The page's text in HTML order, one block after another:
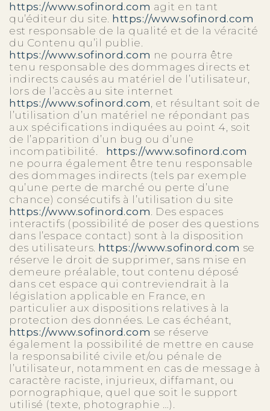
https://www.sofinord.com agit en tant
qu’éditeur du site. https://www.sofinord.com
est responsable de la qualité et de la véracité
du Contenu qu’il publie.
https://www.sofinord.com ne pourra être
tenu responsable des dommages directs et
indirects causés au matériel de l’utilisateur,
lors de l’accès au site internet
https://www.sofinord.com, et résultant soit de
l’utilisation d’un matériel ne répondant pas
aux spécifications indiquées au point 4, soit
de l’apparition d’un bug ou d’une
incompatibilité.
https://www.sofinord.com
ne pourra également être tenu responsable
des dommages indirects (tels par exemple
qu’une perte de marché ou perte d’une
chance) consécutifs à l’utilisation du site
https://www.sofinord.com. Des espaces
interactifs (possibilité de poser des questions
dans l’espace contact) sont à la disposition
des utilisateurs. https://www.sofinord.com se
réserve le droit de supprimer, sans mise en
demeure préalable, tout contenu déposé
dans cet espace qui contreviendrait à la
législation applicable en France, en
particulier aux dispositions relatives à la
protection des données. Le cas échéant,
https://www.sofinord.com se réserve
également la possibilité de mettre en cause
la responsabilité civile et/ou pénale de
l’utilisateur, notamment en cas de message à
caractère raciste, injurieux, diffamant, ou
pornographique, quel que soit le support
utilisé (texte, photographie …).